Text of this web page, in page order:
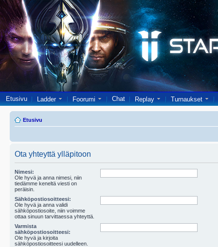
Etusivu Ladder Foorumi Chat Replay Turnaukset
Etusivu
Ota yhteyttä ylläpitoon
Nimesi:
Ole hyvä ja anna nimesi, niin
tiedämme keneltä viesti on
peräisin.
Sähköpostiosoitteesi:
Ole hyvä ja anna validi
sähköpostiosoite, niin voimme
ottaa sinuun tarvittaessa yhteyttä.
Varmista
sähköpostiosoitteesi:
Ole hyvä ja kirjoita
sähköpostiosoitteesi uudelleen.